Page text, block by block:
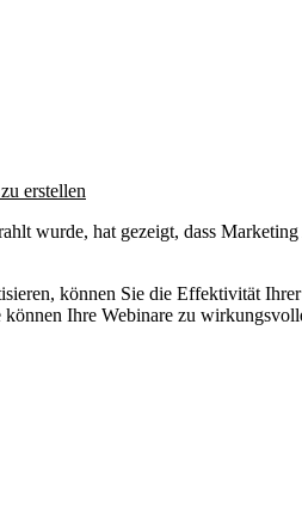
erstellen
wurde, hat gezeigt, dass
können Sie die Effektivität
Ihre Webinare zu